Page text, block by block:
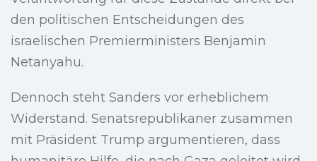
den politischen Entscheidungen des
israelischen Premierministers Benjamin
Netanyahu.
Dennoch steht Sanders vor erheblichem
Widerstand. Senatsrepublikaner zusammen
mit Präsident Trump argumentieren, dass